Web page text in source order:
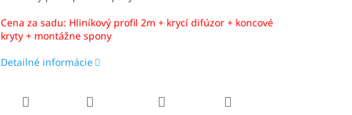
Cena za sadu: Hliníkový profil 2m + krycí difúzor + koncové
kryty + montážne spony
Detailné informácie